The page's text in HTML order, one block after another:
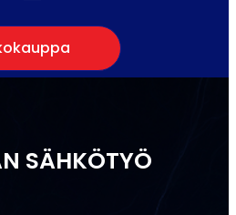
SÄHKÖTYÖ